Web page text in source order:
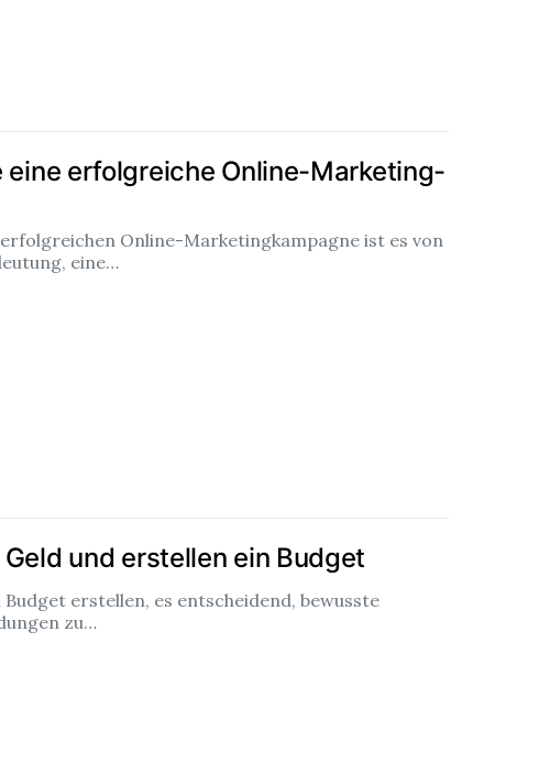
eine erfolgreiche Online-Marketing-
Online-Marketingkampagne ist es von
eine…
Geld und erstellen ein Budget
Budget erstellen, es entscheidend, bewusste
zu…